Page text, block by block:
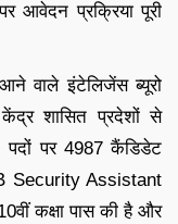
आवेदन प्रक्रिया पूरी
वाले इंटेलिजेंस ब्यूरो
शासित प्रदेशों से
पदों पर 4987 कैंडिडेट
Security Assistant
कक्षा पास की है और